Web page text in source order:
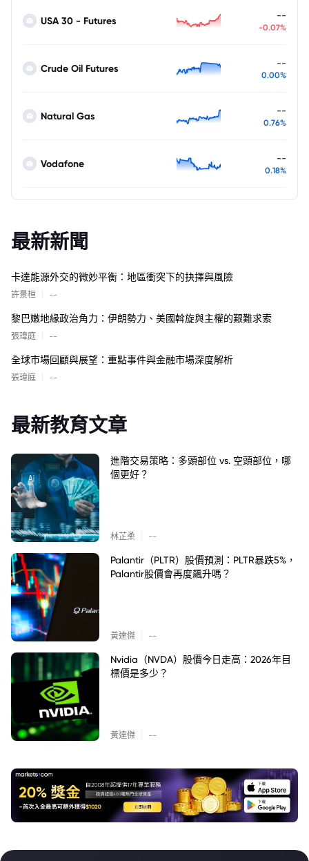
USA 30 - Futures --
-0.07%
Crude Oil Futures --
0.00%
Natural Gas --
0.76%
Vodafone --
0.18%
最新新聞
卡達能源外交的微妙平衡：地區衝突下的抉擇與風險
許景桓 --
黎巴嫩地緣政治角力：伊朗勢力、美國斡旋與主權的艱難求索
張瑋庭 --
全球市場回顧與展望：重點事件與金融市場深度解析
張瑋庭 --
最新教育文章
進階交易策略：多頭部位 vs. 空頭部位，哪
個更好？
林芷柔 --
Palantir（PLTR）股價預測：PLTR暴跌5%，
Palantir股價會再度飆升嗎？
黃達傑 --
Nvidia（NVDA）股價今日走高：2026年目
標價是多少？
黃達傑 --